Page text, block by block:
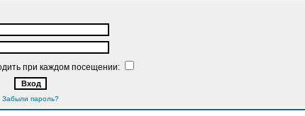
при каждом посещении:
Забыли пароль?